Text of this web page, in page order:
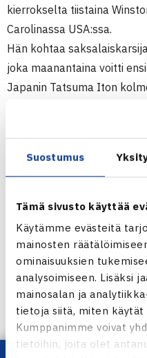
Suostumus
Tämä sivusto käyttää
Käytämme evästeitä
mainosten
ominaisuuksien
analysoimiseen. Lisäksi
mainosalan ja
tietoja siitä, miten käytät
Kumppanimme voivat
tietoihin, joita olet
kierrokselta tiistaina
Carolinassa USA:ssa.
Hän kohtaa
joka maanantaina voitti
Japanin Tatsuma Iton
Tämä on Beckerin ja
Jarkko johtaa niitä 3-2.
kohtaaminen on vuodelta
Beckerin ja Niemisen
jossa ottelut alkavat klo
Winston-Salemin
verkkosivut
Jarkko Niemisen